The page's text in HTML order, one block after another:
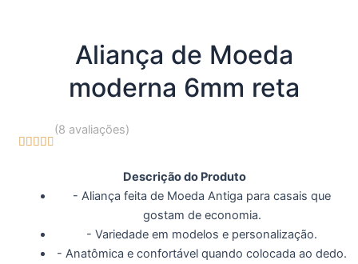
Aliança de Moeda
moderna 6mm reta
    
(8 avaliações)
Descrição do Produto
- Aliança feita de Moeda Antiga para casais que
gostam de economia.
- Variedade em modelos e personalização.
- Anatômica e confortável quando colocada ao dedo.